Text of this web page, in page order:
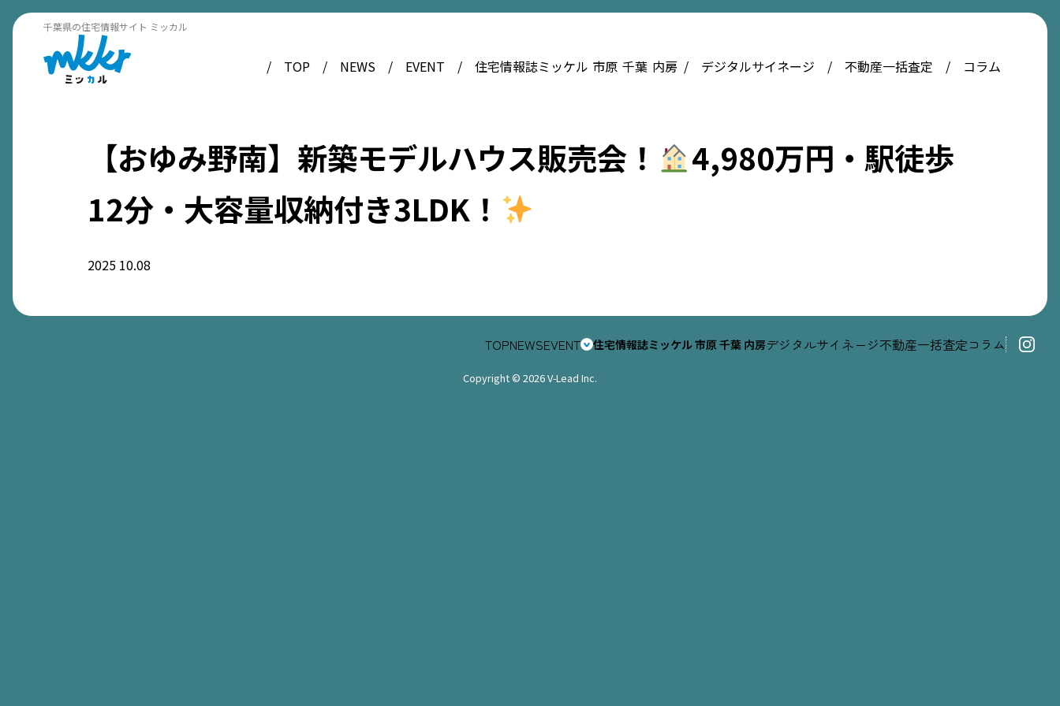
千葉県の住宅情報サイト ミッカル
TOP NEWS EVENT 住宅情報誌ミッケル 市原 千葉 内房 デジタルサイネージ 不動産一括査定 コラム
【おゆみ野南】新築モデルハウス販売会！
4,980万円・駅徒歩
12分・大容量収納付き3LDK！
2025 10.08
TOPNEWSEVENT 住宅情報誌ミッケル市原千葉 内房デジタルサイネージ不動産一括査定コラム
Copyright © 2026 V-Lead Inc.